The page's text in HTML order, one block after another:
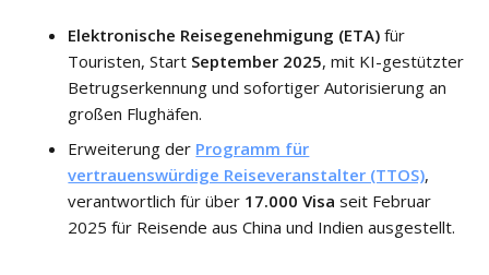
Elektronische Reisegenehmigung (ETA) für
Touristen, Start September 2025, mit KI-gestützter
Betrugserkennung und sofortiger Autorisierung an
großen Flughäfen.
Erweiterung der Programm für
vertrauenswürdige Reiseveranstalter (TTOS),
verantwortlich für über 17.000 Visa seit Februar
2025 für Reisende aus China und Indien ausgestellt.